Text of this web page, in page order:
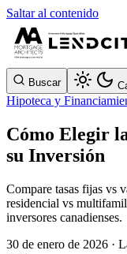
Saltar al contenido
Buscar
Hipoteca y
Cómo Elegir
su Inversión
Compare tasas fijas vs
residencial vs
inversores canadienses.
30 de enero de 2026 ·